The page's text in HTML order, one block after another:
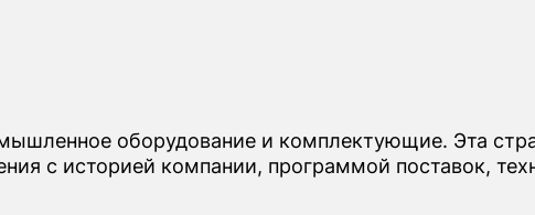
оборудование и комплектующие. Эта
с историей компании, программой поставок,